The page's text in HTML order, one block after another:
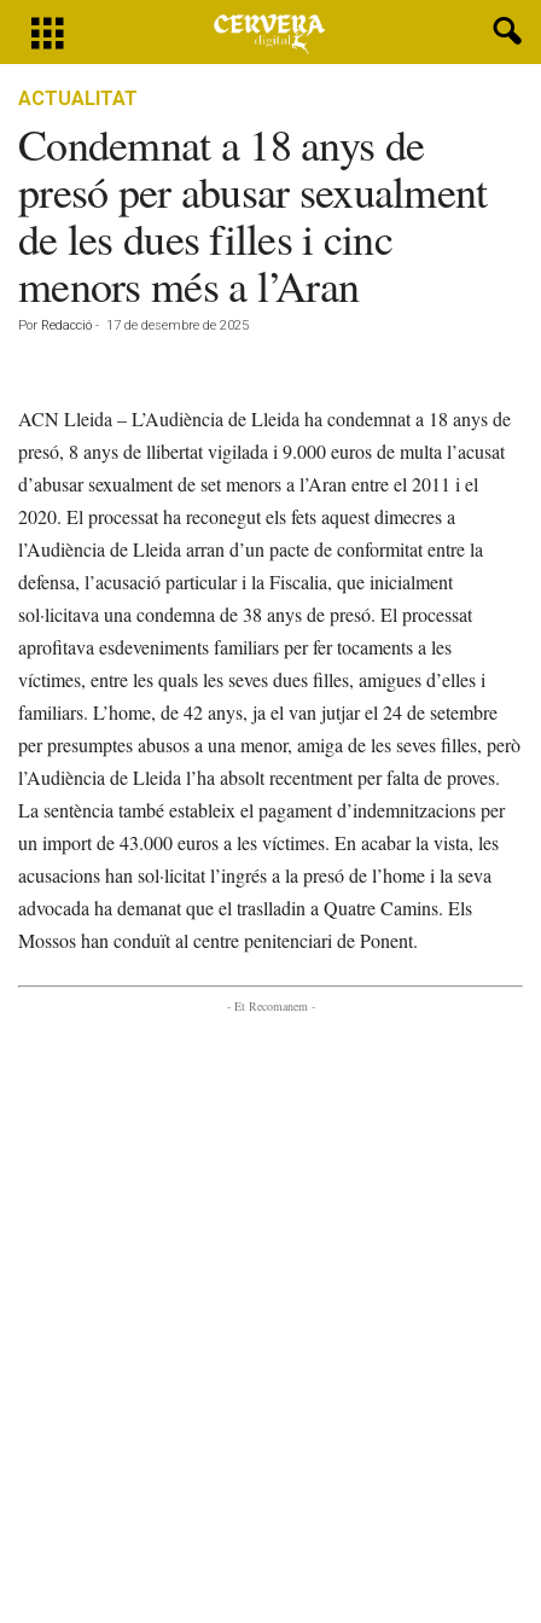
ACTUALITAT
Condemnat a 18 anys de
presó per abusar sexualment
de les dues filles i cinc
menors més a l’Aran
Por Redacció - 17 de desembre de 2025
ACN Lleida – L’Audiència de Lleida ha condemnat a 18 anys de
presó, 8 anys de llibertat vigilada i 9.000 euros de multa l’acusat
d’abusar sexualment de set menors a l’Aran entre el 2011 i el
2020. El processat ha reconegut els fets aquest dimecres a
l’Audiència de Lleida arran d’un pacte de conformitat entre la
defensa, l’acusació particular i la Fiscalia, que inicialment
sol·licitava una condemna de 38 anys de presó. El processat
aprofitava esdeveniments familiars per fer tocaments a les
víctimes, entre les quals les seves dues filles, amigues d’elles i
familiars. L’home, de 42 anys, ja el van jutjar el 24 de setembre
per presumptes abusos a una menor, amiga de les seves filles, però
l’Audiència de Lleida l’ha absolt recentment per falta de proves.
La sentència també estableix el pagament d’indemnitzacions per
un import de 43.000 euros a les víctimes. En acabar la vista, les
acusacions han sol·licitat l’ingrés a la presó de l’home i la seva
advocada ha demanat que el traslladin a Quatre Camins. Els
Mossos han conduït al centre penitenciari de Ponent.
- Et Recomanem -